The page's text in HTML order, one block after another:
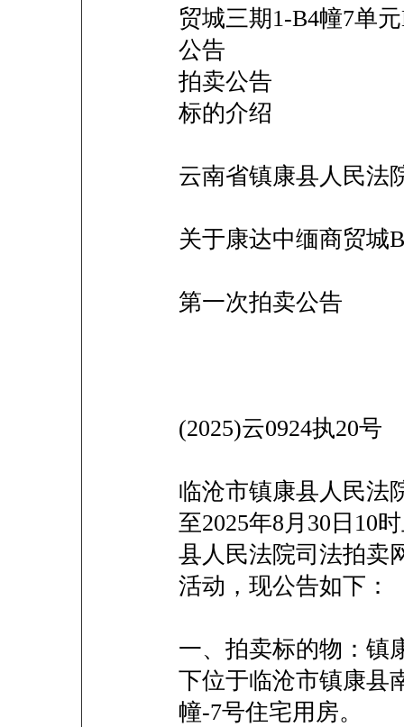
贸城三期1-B4幢7单
公告
拍卖公告
标的介绍
云南省镇康县人民法
关于康达中缅商贸城
第一次拍卖公告
(2025)云0924执20号
临沧市镇康县人民法
至2025年8月30日10
县人民法院司法拍卖
活动，现公告如下：
一、拍卖标的物：镇
下位于临沧市镇康县
幢-7号住宅用房。